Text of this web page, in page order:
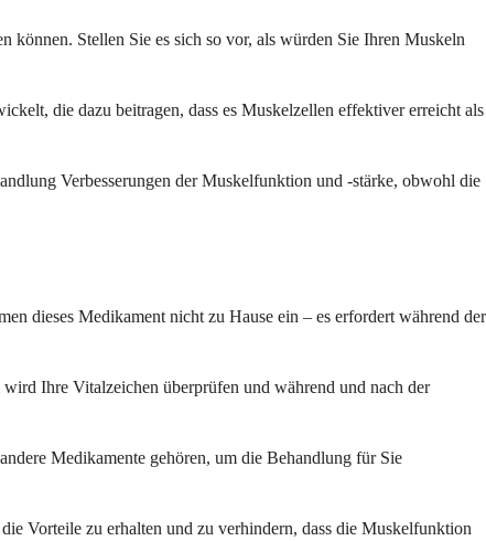
können. Stellen Sie es sich so vor, als würden Sie Ihren Muskeln
die dazu beitragen, dass es Muskelzellen effektiver erreicht als
Verbesserungen der Muskelfunktion und -stärke, obwohl die
dieses Medikament nicht zu Hause ein – es erfordert während der
Ihre Vitalzeichen überprüfen und während und nach der
Medikamente gehören, um die Behandlung für Sie
Vorteile zu erhalten und zu verhindern, dass die Muskelfunktion